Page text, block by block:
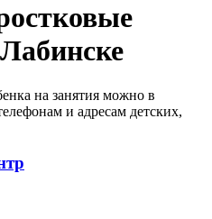
на занятия можно в
и адресам детских,